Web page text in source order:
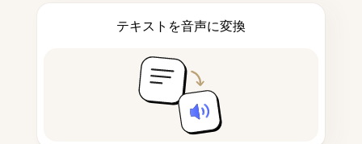
テキストを音声に変換